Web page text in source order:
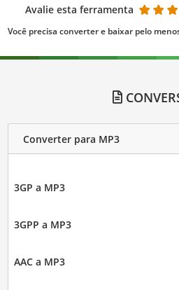
Avalie esta ferramenta
Você precisa converter e baixar pelo
Converter para MP3
3GP a MP3
3GPP a MP3
AAC a MP3